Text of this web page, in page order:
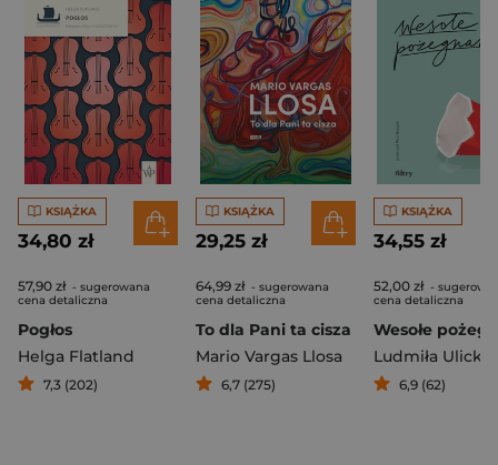
KSIĄŻKA
34,80 zł
57,90 zł - sugerowana
cena detaliczna
Pogłos
Helga Flatland
7,3 (202)
KSIĄŻKA
29,25 zł
64,99 zł - sugerowana
cena detaliczna
To dla Pani ta cisza
Mario Vargas Llosa
6,7 (275)
KSIĄŻKA
34,55 zł
52,00 zł -
cena detaliczna
Ludmiła Ulicka
6,9 (62)